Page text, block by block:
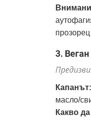
3.
Капанът:
масло/
Какво